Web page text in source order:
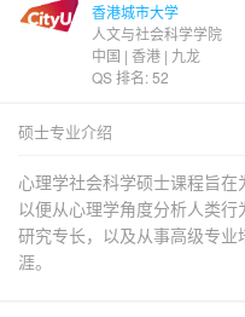
香港城市大学
人文与社会科学学院
中国 | 香港 | 九龙
QS 排名: 52
硕士专业介绍
心理学社会科学硕士课程旨在
以便从心理学角度分析人类
研究专长，以及从事高级专
涯。